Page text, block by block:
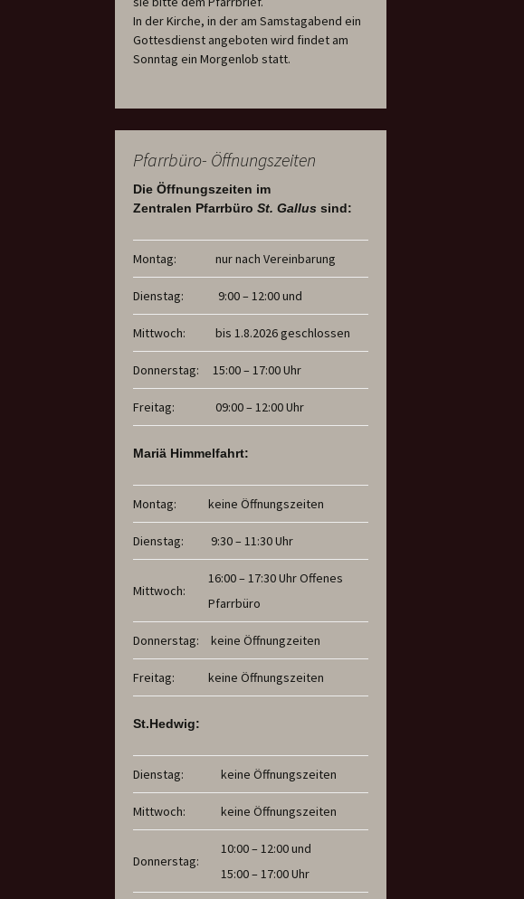
In der Kirche, in der am Samstagabend ein
Gottesdienst angeboten wird findet am
Sonntag ein Morgenlob statt.
Pfarrbüro- Öffnungszeiten
Die Öffnungszeiten im
Zentralen Pfarrbüro St. Gallus sind:
Montag: nur nach Vereinbarung
Dienstag: 9:00 – 12:00 und
Mittwoch: bis 1.8.2026 geschlossen
Donnerstag: 15:00 – 17:00 Uhr
Freitag: 09:00 – 12:00 Uhr
Mariä Himmelfahrt:
Montag: keine Öffnungszeiten
Dienstag: 9:30 – 11:30 Uhr
Mittwoch:
16:00 – 17:30 Uhr Offenes
Pfarrbüro
Donnerstag: keine Öffnungzeiten
Freitag: keine Öffnungszeiten
St.Hedwig:
Dienstag: keine Öffnungszeiten
Mittwoch: keine Öffnungszeiten
Donnerstag:
10:00 – 12:00 und
15:00 – 17:00 Uhr